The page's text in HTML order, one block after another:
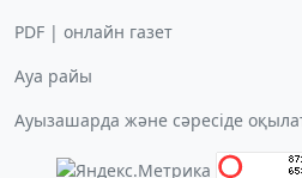
PDF | онлайн газет
Ауа райы
Ауызашарда және сәресіде